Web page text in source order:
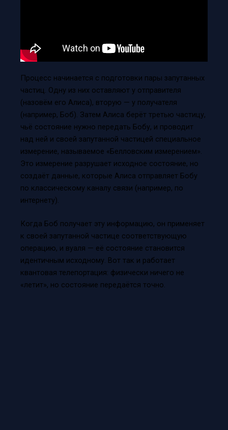
Процесс начинается с подготовки пары запутанных
частиц. Одну из них оставляют у отправителя
(назовём его Алиса), вторую — у получателя
(например, Боб). Затем Алиса берёт третью частицу,
чьё состояние нужно передать Бобу, и проводит
над ней и своей запутанной частицей специальное
измерение, называемое «Белловским измерением».
Это измерение разрушает исходное состояние, но
создаёт данные, которые Алиса отправляет Бобу
по классическому каналу связи (например, по
интернету).
Когда Боб получает эту информацию, он применяет
к своей запутанной частице соответствующую
операцию, и вуаля — её состояние становится
идентичным исходному. Вот так и работает
квантовая телепортация: физически ничего не
«летит», но состояние передаётся точно.